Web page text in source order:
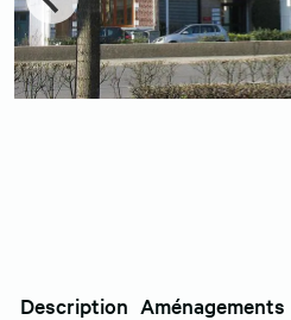
Description Aménagements